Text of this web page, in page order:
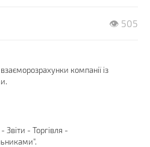
👁 505
компанії із
- Торгівля -